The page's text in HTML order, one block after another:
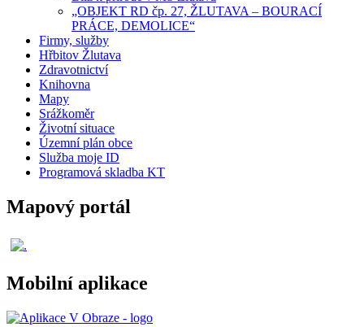
„OBJEKT RD čp. 27, ŽLUTAVA – BOURACÍ
PRÁCE, DEMOLICE“
Firmy, služby
Hřbitov Žlutava
Zdravotnictví
Knihovna
Mapy
Srážkoměr
Životní situace
Územní plán obce
Služba moje ID
Programová skladba KT
Mapový portál
Mobilní aplikace